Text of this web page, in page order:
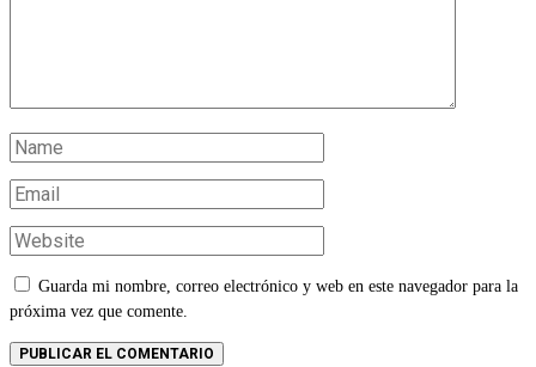
Guarda mi nombre, correo electrónico y web en este navegador para la
próxima vez que comente.